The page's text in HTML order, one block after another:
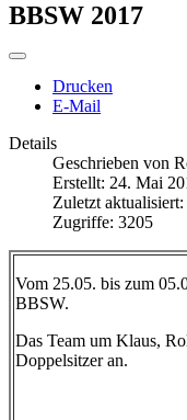
BBSW 2017
Drucken
E-Mail
Details
Geschrieben von
Erstellt: 24. Mai
Zuletzt
Zugriffe: 3205
Vom 25.05. bis zum
BBSW.
Das Team um Klaus,
Doppelsitzer an.